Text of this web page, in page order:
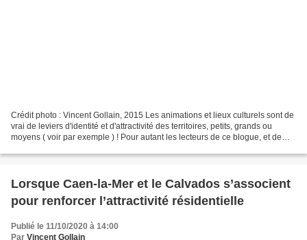
Crédit photo : Vincent Gollain, 2015 Les animations et lieux culturels sont de
vrai de leviers d'identité et d'attractivité des territoires, petits, grands ou
moyens ( voir par exemple ) ! Pour autant les lecteurs de ce blogue, et de
Lorsque Caen-la-Mer et le Calvados s’associent
pour renforcer l’attractivité résidentielle
Publié le 11/10/2020 à 14:00
Par Vincent Gollain